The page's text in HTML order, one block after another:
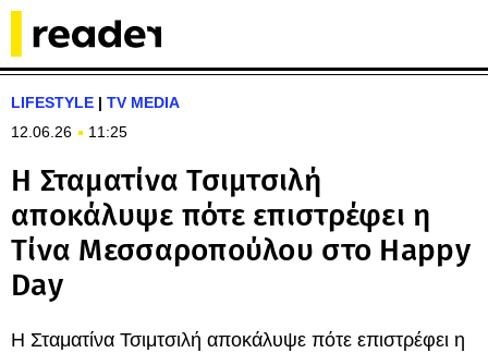
LIFESTYLE | TV MEDIA
12.06.26
11:25
Η Σταματίνα Τσιμτσιλή
αποκάλυψε πότε επιστρέφει η
Τίνα Μεσσαροπούλου στο Happy
Day
Η Σταματίνα Τσιμτσιλή αποκάλυψε πότε επιστρέφει η